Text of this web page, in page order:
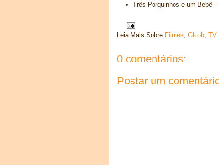
Três Porquinhos e um Bebê -
Leia Mais Sobre Filmes Gloob TV
0 comentários:
Postar um